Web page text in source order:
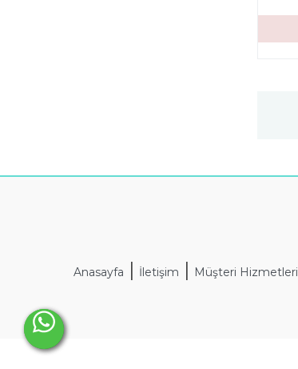
Anasayfa | İletişim | Müşteri Hizmetleri